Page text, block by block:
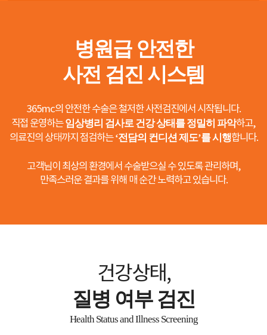
지방흡입은 처음이라 걱정했는데 상담이 꼼꼼해서 너무 좋았어요 전
문의료진이 직접 설명해줘서 이해도 잘 되고 신뢰가 생겼어요
허파고리
회복실이 따로 있어쉴때 마음이 편했어요
최**/25.10.22
통증이 생각보다 적어서 놀랐어요
신**/25.10.18
병원급 안전한
사전 검진 시스템
365mc의 안전한 수술은 철저한 사전검진에서 시작됩니다.
직접 운영하는임상병리 검사로 건강 상태를 정밀히 파악하고,
의료진의 상태까지 점검하는‘전담의 컨디션 제도’를 시행합니다.
고객님이 최상의 환경에서 수술받으실 수 있도록 관리하며,
만족스러운 결과를 위해 매 순간 노력하고 있습니다.
건강상태,
질병 여부 검진
Health Status and Illness Screening